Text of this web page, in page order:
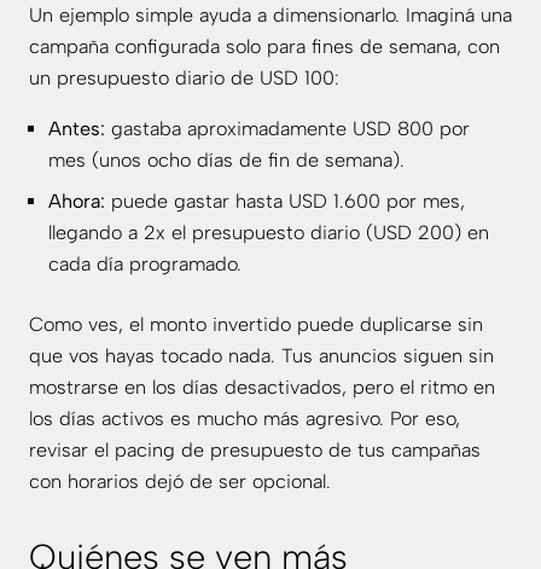
Un ejemplo simple ayuda a dimensionarlo. Imaginá una
campaña configurada solo para fines de semana, con
un presupuesto diario de USD 100:
Antes: gastaba aproximadamente USD 800 por
mes (unos ocho días de fin de semana).
Ahora: puede gastar hasta USD 1.600 por mes,
llegando a 2x el presupuesto diario (USD 200) en
cada día programado.
Como ves, el monto invertido puede duplicarse sin
que vos hayas tocado nada. Tus anuncios siguen sin
mostrarse en los días desactivados, pero el ritmo en
los días activos es mucho más agresivo. Por eso,
revisar el pacing de presupuesto de tus campañas
con horarios dejó de ser opcional.
Quiénes se ven más